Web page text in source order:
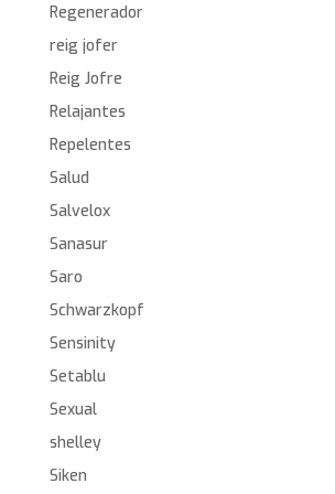
Regenerador
reig jofer
Reig Jofre
Relajantes
Repelentes
Salud
Salvelox
Sanasur
Saro
Schwarzkopf
Sensinity
Setablu
Sexual
shelley
Siken